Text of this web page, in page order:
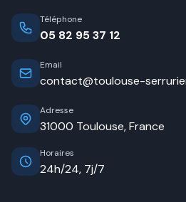
Téléphone
05 82 95 37 12
Email
contact@toulouse-
Adresse
31000 Toulouse, France
Horaires
24h/24, 7j/7